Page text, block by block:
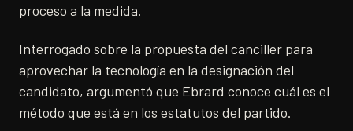
proceso a la medida.
Interrogado sobre la propuesta del canciller para
aprovechar la tecnología en la designación del
candidato, argumentó que Ebrard conoce cuál es el
método que está en los estatutos del partido.